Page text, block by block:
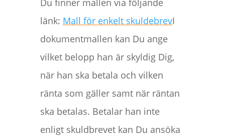
Du finner mallen via följande
länk: Mall för enkelt skuldebrevI
dokumentmallen kan Du ange
vilket belopp han är skyldig Dig,
när han ska betala och vilken
ränta som gäller samt när räntan
ska betalas. Betalar han inte
enligt skuldbrevet kan Du ansöka